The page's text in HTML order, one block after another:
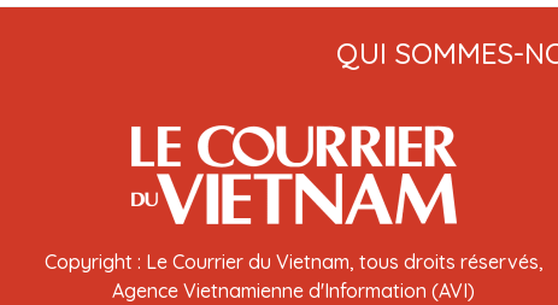
QUI SOMMES-
Copyright : Le Courrier du Vietnam, tous droits réservés,
Agence Vietnamienne d'Information (AVI)